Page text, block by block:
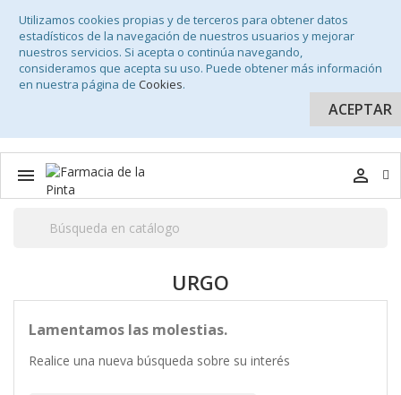
Utilizamos cookies propias y de terceros para obtener datos
estadísticos de la navegación de nuestros usuarios y mejorar
nuestros servicios. Si acepta o continúa navegando,
consideramos que acepta su uso. Puede obtener más información
en nuestra página de Cookies.
ACEPTAR
 
URGO
Lamentamos las molestias.
Realice una nueva búsqueda sobre su interés